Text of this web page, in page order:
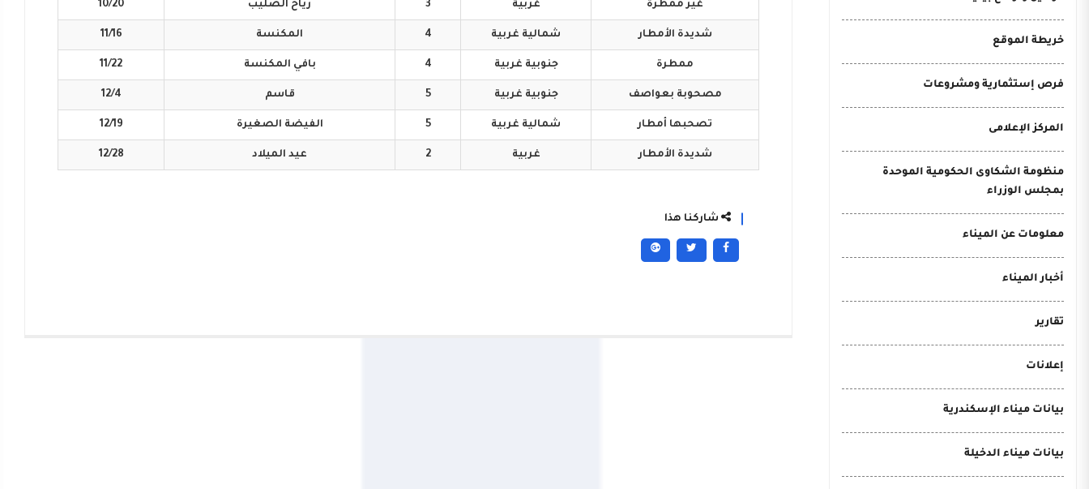
خريطة الموقع
فرص إستثمارية ومشروعات
المركز الإعلامى
منظومة الشكاوى الحكومية الموحدة
بمجلس الوزراء
معلومات عن الميناء
أخبار الميناء
تقارير
إعلانات
بيانات ميناء الإسكندرية
بيانات ميناء الدخيلة
غير ممطرة غربية 3 رياح الصليب 10/20
شديدة الأمطار شمالية غربية 4 المكنسة 11/16
ممطرة جنوبية غربية 4 بافي المكنسة 11/22
مصحوبة بعواصف جنوبية غربية 5 قاسم 12/4
تصحبها أمطار شمالية غربية 5 الفيضة الصغيرة 12/19
شديدة الأمطار غربية 2 عيد الميلاد 12/28
شاركنا هذا